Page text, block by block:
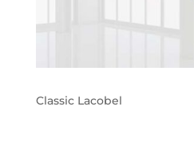
Classic Lacobel